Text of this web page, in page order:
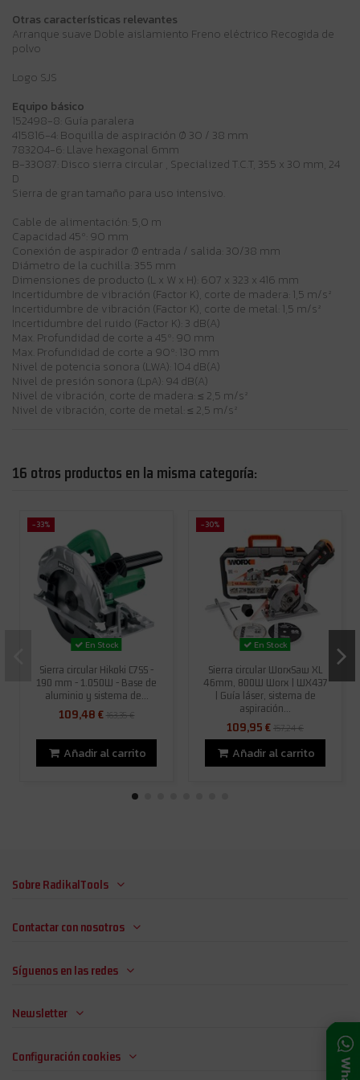
Otras características relevantes
Arranque suave Doble aislamiento Freno eléctrico Recogida de
polvo
Logo SJS
Equipo básico
152498-8: Guía paralera
415816-4: Boquilla de aspiración Ø 30 / 38 mm
783204-6: Llave hexagonal 6mm
B-33087: Disco sierra circular , Specialized T.C.T, 355 x 30 mm, 24
D
Sierra de gran tamaño para uso intensivo.
Cable de alimentación: 5,0 m
Capacidad 45º: 90 mm
Conexión de aspirador Ø entrada / salida: 30/38 mm
Diámetro de la cuchilla: 355 mm
Dimensiones de producto (L x W x H): 607 x 323 x 416 mm
Incertidumbre de vibración (Factor K), corte de madera: 1,5 m/s²
Incertidumbre de vibración (Factor K), corte de metal: 1,5 m/s²
Incertidumbre del ruido (Factor K): 3 dB(A)
Max. Profundidad de corte a 45º: 90 mm
Max. Profundidad de corte a 90º: 130 mm
Nivel de potencia sonora (LWA): 104 dB(A)
Nivel de presión sonora (LpA): 94 dB(A)
Nivel de vibración, corte de madera: ≤ 2,5 m/s²
Nivel de vibración, corte de metal: ≤ 2,5 m/s²
16 otros productos en la misma categoría:
-33%
En Stock
Sierra circular Hikoki C7SS -
190 mm - 1.050W - Base de
aluminio y sistema de...
109,48 €163,35 €
Añadir al carrito
-30%
En Stock
Sierra circular WorxSaw XL
46mm, 800W Worx | WX437
| Guía láser, sistema de
aspiración...
109,95 €157,24 €
Añadir al carrito
Sobre RadikalTools
Contactar con nosotros
Síguenos en las redes
Newsletter
Configuración cookies